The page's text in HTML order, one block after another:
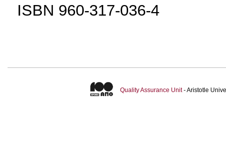
ISBN 960-317-036-4
Quality Assurance Unit- Aristotle